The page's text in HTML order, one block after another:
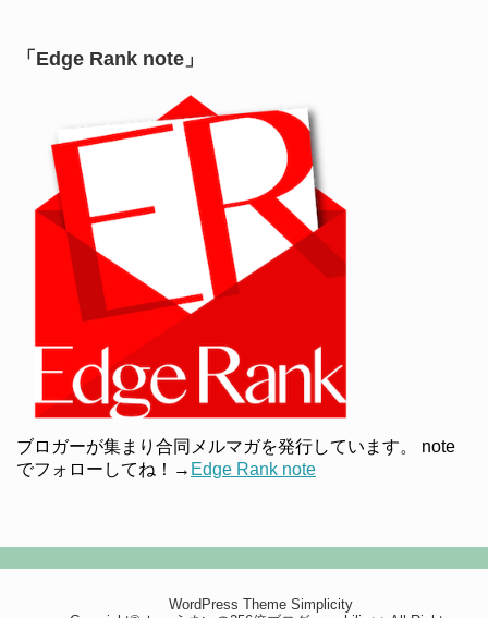
「Edge Rank note」
ブロガーが集まり合同メルマガを発行しています。 note
でフォローしてね！→ Edge Rank note
WordPress Theme Simplicity